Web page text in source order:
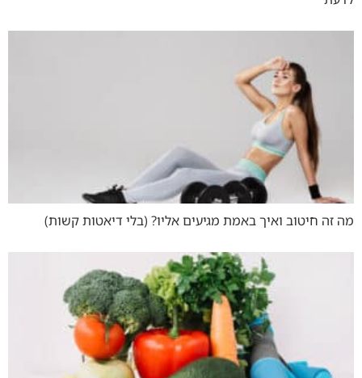
מה זה חיטוב ואיך באמת מגיעים אליו? (בלי דיאטות קשות)